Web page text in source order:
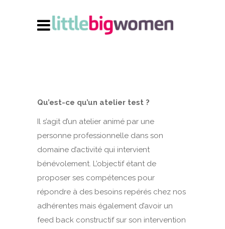
Qu’est-ce qu’un atelier test ?
Il s’agit d’un atelier animé par une
personne professionnelle dans son
domaine d’activité qui intervient
bénévolement. L’objectif étant de
proposer ses compétences pour
répondre à des besoins repérés chez nos
adhérentes mais également d’avoir un
feed back constructif sur son intervention